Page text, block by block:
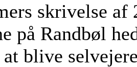
skrivelse af
på Randbøl
at blive